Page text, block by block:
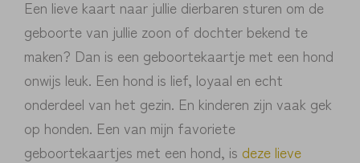
Een lieve kaart naar jullie dierbaren sturen om de
geboorte van jullie zoon of dochter bekend te
maken? Dan is een geboortekaartje met een hond
onwijs leuk. Een hond is lief, loyaal en echt
onderdeel van het gezin. En kinderen zijn vaak gek
op honden. Een van mijn favoriete
geboortekaartjes met een hond, is deze lieve